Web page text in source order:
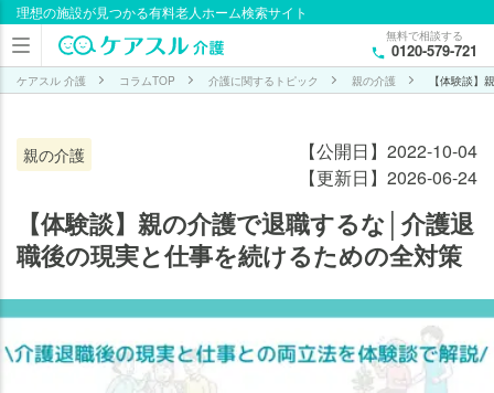
理想の施設が見つかる有料老人ホーム検索サイト
無料で相談する
0120-579-721
ケアスル 介護 コラムTOP 介護に関するトピック 親の介護 【体験談】
親の介護
【公開日】2022-10-04
【更新日】2026-06-24
【体験談】親の介護で退職するな│介護退
職後の現実と仕事を続けるための全対策
目次
親の
介護
職を
決め
に知
って
おく
べき
メリ
ッ